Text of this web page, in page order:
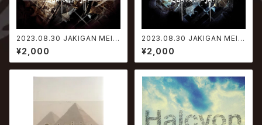
2023.08.30 JAKIGAN MEIS
TER / Que sais-je?【Type-
A】
¥2,000
2023.08.30 JAKIGAN MEIS
TER / Que sais-je?【Type-
B】
¥2,000